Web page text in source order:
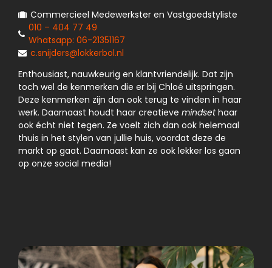
Commercieel Medewerkster en Vastgoedstyliste
010 – 404 77 49
Whatsapp: 06-21351167
c.snijders@lokkerbol.nl
Enthousiast, nauwkeurig en klantvriendelijk. Dat zijn
toch wel de kenmerken die er bij Chloé uitspringen.
Deze kenmerken zijn dan ook terug te vinden in haar
werk. Daarnaast houdt haar creatieve mindsethaar
ook écht niet tegen. Ze voelt zich dan ook helemaal
thuis in het stylen van jullie huis, voordat deze de
markt op gaat. Daarnaast kan ze ook lekker los gaan
op onze social media!